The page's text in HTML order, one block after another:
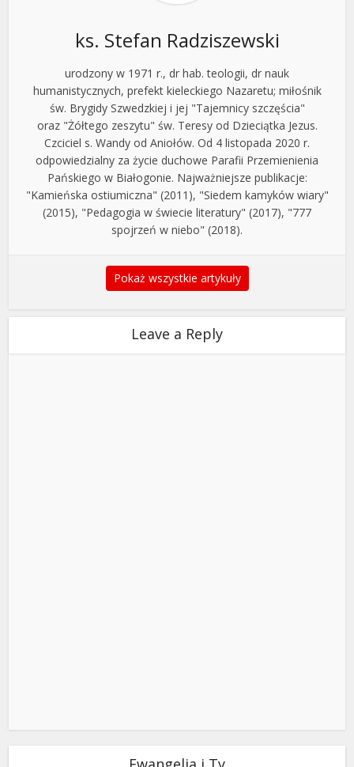
ks. Stefan Radziszewski
urodzony w 1971 r., dr hab. teologii, dr nauk
humanistycznych, prefekt kieleckiego Nazaretu; miłośnik
św. Brygidy Szwedzkiej i jej "Tajemnicy szczęścia"
oraz "Żółtego zeszytu" św. Teresy od Dzieciątka Jezus.
Czciciel s. Wandy od Aniołów. Od 4 listopada 2020 r.
odpowiedzialny za życie duchowe Parafii Przemienienia
Pańskiego w Białogonie. Najważniejsze publikacje:
"Kamieńska ostiumiczna" (2011), "Siedem kamyków wiary"
(2015), "Pedagogia w świecie literatury" (2017), "777
spojrzeń w niebo" (2018).
Pokaż wszystkie artykuły
Leave a Reply